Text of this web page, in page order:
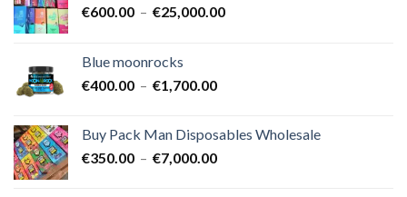
€600.00 – €25,000.00Plage
Blue moonrocks
€400.00 – €1,700.00Plage
€400.00
à
Buy Pack Man Disposables Wholesale
€350.00 – €7,000.00Plage